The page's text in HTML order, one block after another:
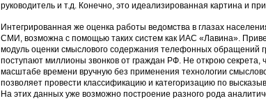
руководитель и т.д. Конечно, это идеализированная картина и
Интегрированная же оценка работы ведомства в глазах
СМИ, возможна с помощью таких систем как ИАС «Лавина».
модуль оценки смыслового содержания телефонных обращений
поступают миллионы звонков от граждан РФ. Не открою секрета,
масштабе времени вручную без применения технологии
позволяет провести классификацию и категоризацию по
На этих данных уже возможно построение разного рода